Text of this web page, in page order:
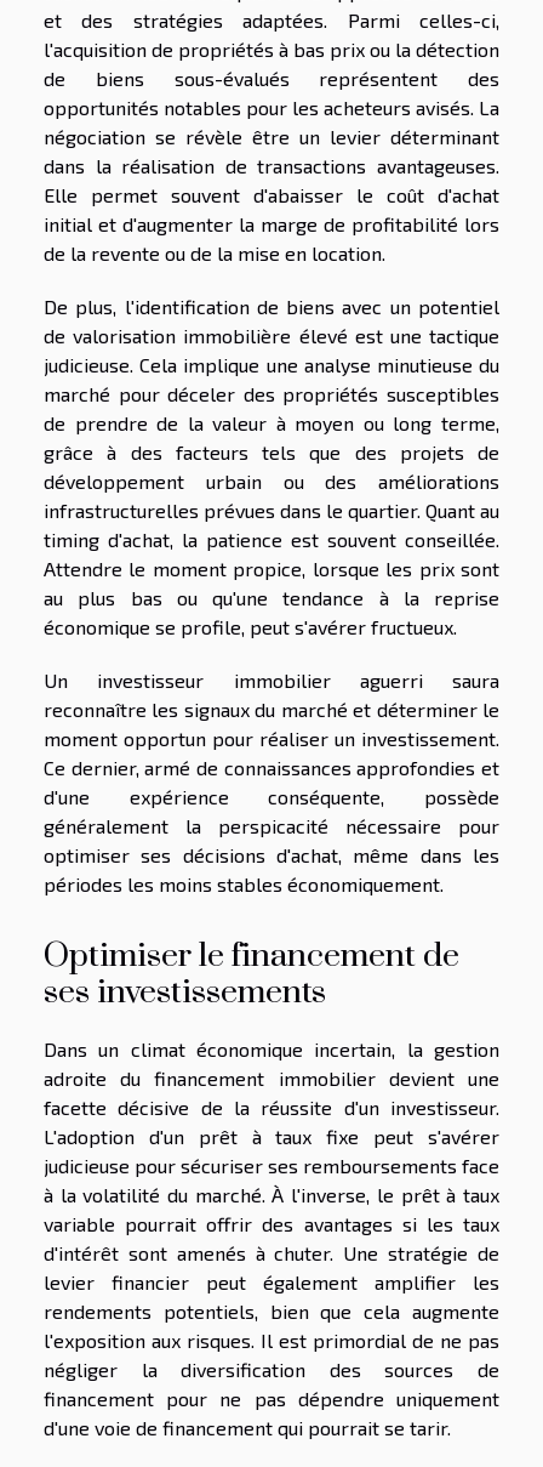
et des stratégies adaptées. Parmi celles-ci,
l'acquisition de propriétés à bas prix ou la détection
de biens sous-évalués représentent des
opportunités notables pour les acheteurs avisés. La
négociation se révèle être un levier déterminant
dans la réalisation de transactions avantageuses.
Elle permet souvent d'abaisser le coût d'achat
initial et d'augmenter la marge de profitabilité lors
de la revente ou de la mise en location.
De plus, l'identification de biens avec un potentiel
de valorisation immobilière élevé est une tactique
judicieuse. Cela implique une analyse minutieuse du
marché pour déceler des propriétés susceptibles
de prendre de la valeur à moyen ou long terme,
grâce à des facteurs tels que des projets de
développement urbain ou des améliorations
infrastructurelles prévues dans le quartier. Quant au
timing d'achat, la patience est souvent conseillée.
Attendre le moment propice, lorsque les prix sont
au plus bas ou qu'une tendance à la reprise
économique se profile, peut s'avérer fructueux.
Un investisseur immobilier aguerri saura
reconnaître les signaux du marché et déterminer le
moment opportun pour réaliser un investissement.
Ce dernier, armé de connaissances approfondies et
d'une expérience conséquente, possède
généralement la perspicacité nécessaire pour
optimiser ses décisions d'achat, même dans les
périodes les moins stables économiquement.
Optimiser le financement de
ses investissements
Dans un climat économique incertain, la gestion
adroite du financement immobilier devient une
facette décisive de la réussite d'un investisseur.
L'adoption d'un prêt à taux fixe peut s'avérer
judicieuse pour sécuriser ses remboursements face
à la volatilité du marché. À l'inverse, le prêt à taux
variable pourrait offrir des avantages si les taux
d'intérêt sont amenés à chuter. Une stratégie de
levier financier peut également amplifier les
rendements potentiels, bien que cela augmente
l'exposition aux risques. Il est primordial de ne pas
négliger la diversification des sources de
financement pour ne pas dépendre uniquement
d'une voie de financement qui pourrait se tarir.